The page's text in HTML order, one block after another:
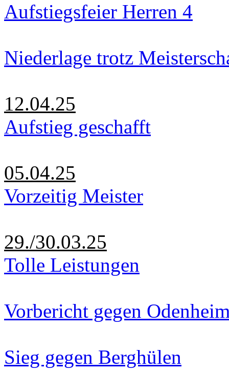
Aufstiegsfeier Herren 4
Niederlage trotz
12.04.25
Aufstieg geschafft
05.04.25
Vorzeitig Meister
29./30.03.25
Tolle Leistungen
Vorbericht gegen
Sieg gegen Berghülen